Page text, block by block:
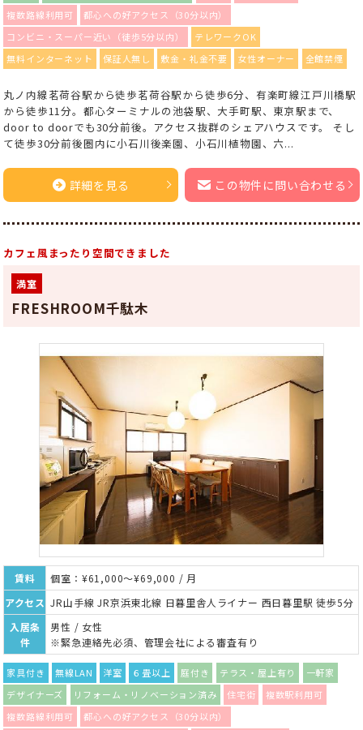
複数路線利用可
都心への好アクセス（30分以内）
コンビニ・スーパー近い（徒歩5分以内）
テレワークOK
無料インターネット
保証人無し 敷金・礼金不要 女性オーナー 全館禁煙
丸ノ内線茗荷谷駅から徒歩茗荷谷駅から徒歩6分、有楽町線江戸川橋駅
から徒歩11分。都心ターミナルの池袋駅、大手町駅、東京駅まで、
door to doorでも30分前後。アクセス抜群のシェアハウスです。 そし
て徒歩30分前後圏内に小石川後楽園、小石川植物園、六...
詳細を見る この物件に問い合わせる
カフェ風まったり空間できました
満室
FRESHROOM千駄木
賃料
個室：¥61,000～¥69,000 / 月
アクセス JR山手線 JR京浜東北線 日暮里舎人ライナー 西日暮里駅 徒歩5分
入居条
件
男性 / 女性
※緊急連絡先必須、管理会社による審査有り
家具付き 無線LAN 洋室 ６畳以上 庭付き テラス・屋上有り
一軒家
デザイナーズ
リフォーム・リノベーション済み 住宅街
複数駅利用可
複数路線利用可
都心への好アクセス（30分以内）